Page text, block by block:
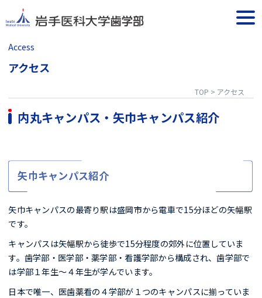
content
Access
アクセス
TOP > アクセス
内丸キャンパス・矢巾キャンパス紹介
矢巾キャンパス紹介
矢巾キャンパスの最寄り駅は盛岡市から電車で15分ほどの矢幅駅
です。
キャンパスは矢幅駅から徒歩で15分程度の郊外に位置していま
す。歯学部・医学部・薬学部・看護学部から構成され、歯学部で
は学部１年生～４年生が学んでいます。
日本で唯一、医歯薬看の４学部が１つのキャンパスに揃っていま